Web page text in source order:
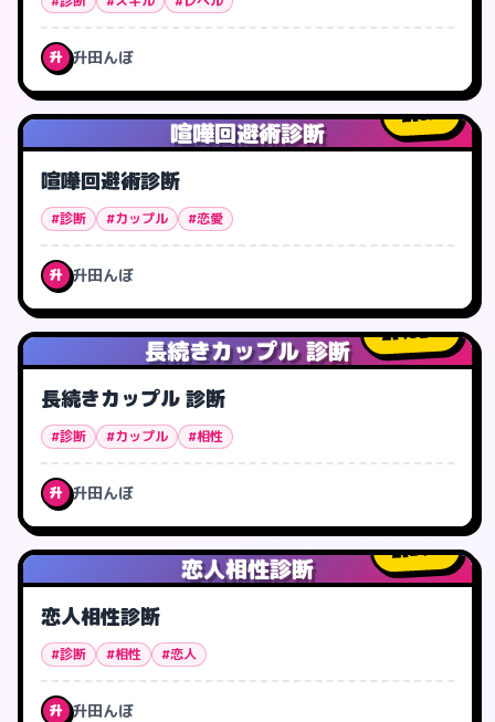
升 升田んぼ
喧嘩回避術診断
8人
喧嘩回避術診断
#診断 #カップル #恋愛
升 升田んぼ
長続きカップル 診断
432人
長続きカップル 診断
#診断 #カップル #相性
升 升田んぼ
恋人相性診断
24人
恋人相性診断
#診断 #相性 #恋人
升 升田んぼ